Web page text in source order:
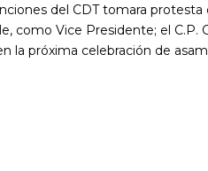
del CDT tomara
como Vice Presidente; el
la próxima celebración de